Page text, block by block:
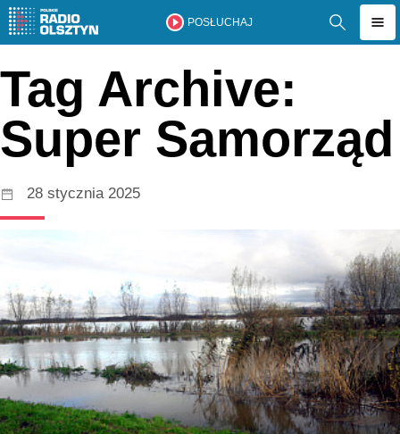
POSŁUCHAJ
Tag Archive:
Super Samorząd
28 stycznia 2025